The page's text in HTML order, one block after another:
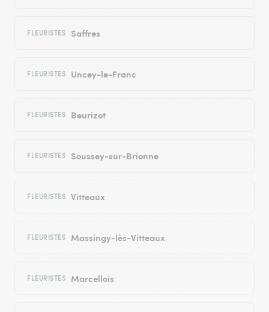
FLEURISTES Saffres
FLEURISTES Uncey-le-Franc
FLEURISTES Beurizot
FLEURISTES Soussey-sur-Brionne
FLEURISTES Vitteaux
FLEURISTES Massingy-lès-Vitteaux
FLEURISTES Marcellois